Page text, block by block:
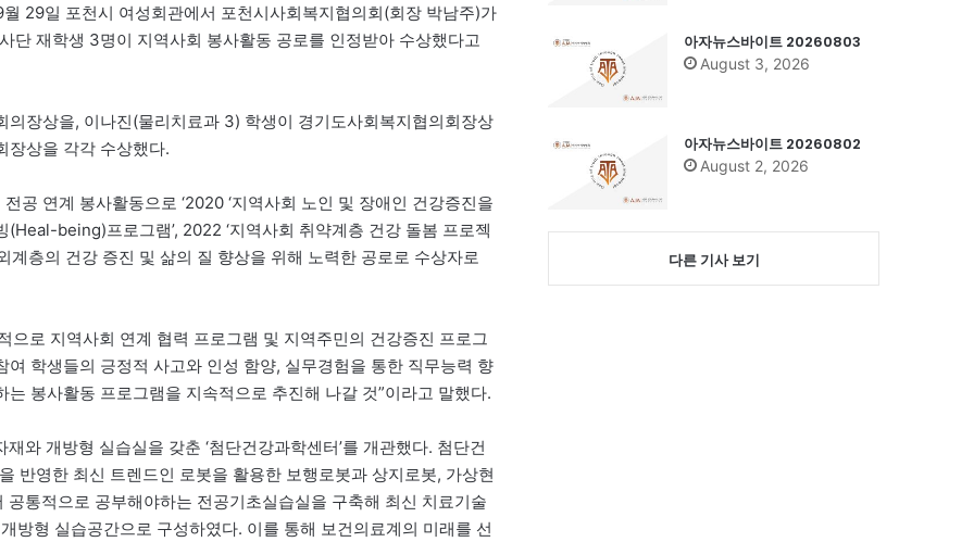
29일 포천시 여성회관에서 포천시사회복지협의회(회장 박남주)가
단 재학생 3명이 지역사회 봉사활동 공로를 인정받아 수상했다고
장상을, 이나진(물리치료과 3) 학생이 경기도사회복지협의회장상
장상을 각각 수상했다.
공 연계 봉사활동으로 ‘2020 ‘지역사회 노인 및 장애인 건강증진을
(Heal-being)프로그램’, 2022 ‘지역사회 취약계층 건강 돌봄 프로젝
계층의 건강 증진 및 삶의 질 향상을 위해 노력한 공로로 수상자로
으로 지역사회 연계 협력 프로그램 및 지역주민의 건강증진 프로그
학생들의 긍정적 사고와 인성 함양, 실무경험을 통한 직무능력 향
봉사활동 프로그램을 지속적으로 추진해 나갈 것”이라고 말했다.
와 개방형 실습실을 갖춘 ‘첨단건강과학센터’를 개관했다. 첨단건
반영한 최신 트렌드인 로봇을 활용한 보행로봇과 상지로봇, 가상현
통적으로 공부해야하는 전공기초실습실을 구축해 최신 치료기술
방형 실습공간으로 구성하였다. 이를 통해 보건의료계의 미래를 선
아자뉴스바이트 20260803
August 3, 2026
아자뉴스바이트 20260802
August 2, 2026
다른 기사 보기